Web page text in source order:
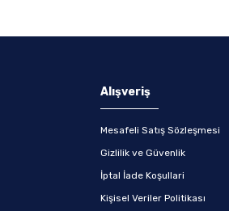
Alışveriş
Mesafeli Satış Sözleşmesi
Gizlilik ve Güvenlik
İptal İade Koşullari
Kişisel Veriler Politikası